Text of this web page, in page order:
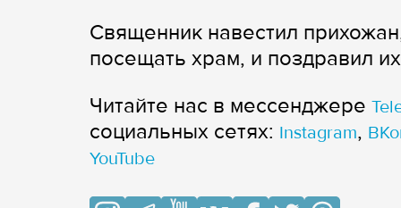
Священник навестил
посещать храм, и поздравил
Читайте нас в мессенджере
cоциальных сетях: Instagram,
YouTube